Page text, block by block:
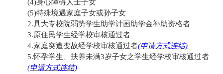
(4)身心障碍人士子女
(5)特殊境遇家庭子女或孙子女
2.具大专校院弱势学生助学计画助学金补助资格者
3.原住民学生经学校审核通过者
4.家庭突遭变故经学校审核通过者(申请方式连结)
5.怀孕学生、扶养未满3岁子女之学生经学校审核通过者
(申请方式连结)